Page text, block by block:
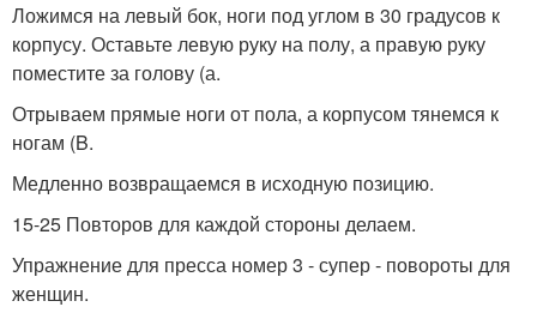
Ложимся на левый бок, ноги под углом в 30 градусов к
корпусу. Оставьте левую руку на полу, а правую руку
поместите за голову (а.
Отрываем прямые ноги от пола, а корпусом тянемся к
ногам (B.
Медленно возвращаемся в исходную позицию.
15-25 Повторов для каждой стороны делаем.
Упражнение для пресса номер 3 - супер - повороты для
женщин.